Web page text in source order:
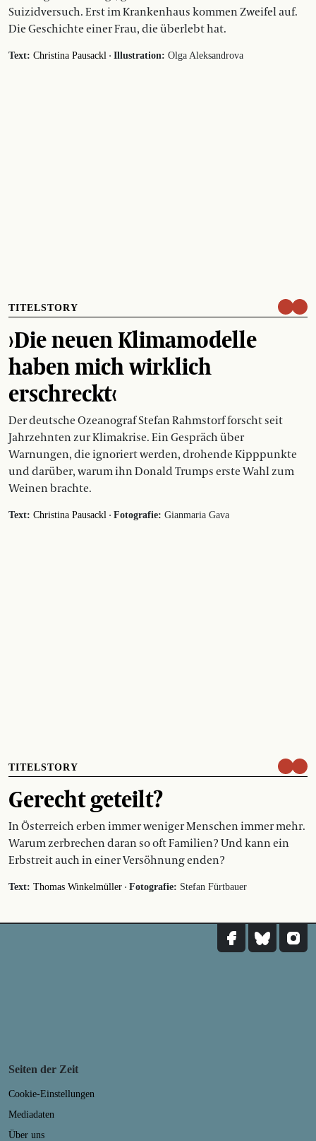
Suizidversuch. Erst im Krankenhaus kommen Zweifel auf.
Die Geschichte einer Frau, die überlebt hat.
Text: Christina Pausackl · Illustration: Olga Aleksandrova
TITELSTORY
›Die neuen Klimamodelle
haben mich wirklich
erschreckt‹
Der deutsche Ozeanograf Stefan Rahmstorf forscht seit
Jahrzehnten zur Klimakrise. Ein Gespräch über
Warnungen, die ignoriert werden, drohende Kipppunkte
und darüber, warum ihn Donald Trumps erste Wahl zum
Weinen brachte.
Text: Christina Pausackl · Fotografie: Gianmaria Gava
TITELSTORY
Gerecht geteilt?
In Österreich erben immer weniger Menschen immer mehr.
Warum zerbrechen daran so oft Familien? Und kann ein
Erbstreit auch in einer Versöhnung enden?
Text: Thomas Winkelmüller · Fotografie: Stefan Fürtbauer
Seiten der Zeit
Cookie-Einstellungen
Mediadaten
Über uns